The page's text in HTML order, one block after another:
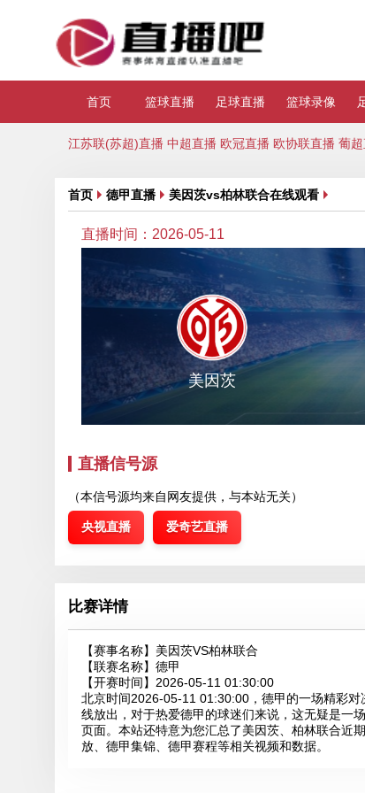
首页 篮球直播 足球直播 篮球录像
江苏联(苏超)直播 中超直播 欧冠直播 欧协联直播 葡
首页 德甲直播 美因茨vs柏林联合在线观看
直播时间：2026-05-11
美因茨
直播信号源
（本信号源均来自网友提供，与本站无关）
央视直播 爱奇艺直播
比赛详情
【赛事名称】 美因茨VS柏林联合
【联赛名称】 德甲
【开赛时间】 2026-05-11 01:30:00
北京时间2026-05-11 01:30:00，德甲的一场精彩
线放出，对于热爱德甲的球迷们来说，这无疑是一
页面。本站还特意为您汇总了美因茨、柏林联合近
放、德甲集锦、德甲赛程等相关视频和数据。